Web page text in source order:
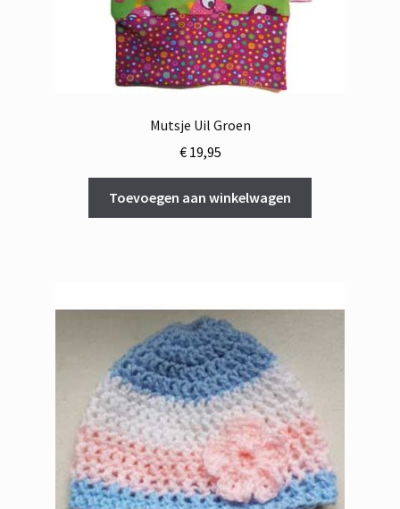
Mutsje Uil Groen
€19,95
Toevoegen aan winkelwagen